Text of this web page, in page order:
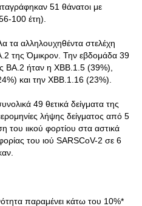
51 θάνατοι με
100 έτη).
τα αλληλουχηθέντα στελέχη
της Όμικρον. Την εβδομάδα 39
ΒΑ.2 ήταν η XBB.1.5 (39%),
και την ΧΒΒ.1.16 (23%).
49 θετικά δείγματα της
λήψης δείγματος από 5
του ιικού φορτίου στα αστικά
του ιού SARSCoV-2 σε 6
παραμένει κάτω του 10%*